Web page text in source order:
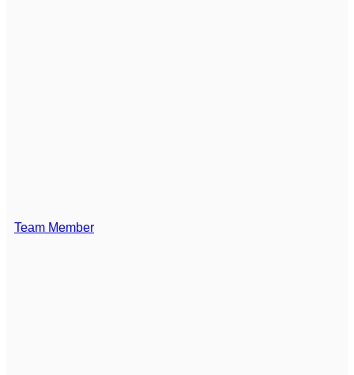
Team Member